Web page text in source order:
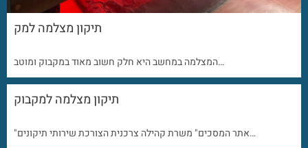
תיקון מצלמה למק
המצלמה במחשב היא חלק חשוב מאוד במקבוק ומוטב…
תיקון מצלמה למקבוק
"אתר המסכים" משרת קהילה צרכנית הצורכת שירותי תיקונים…